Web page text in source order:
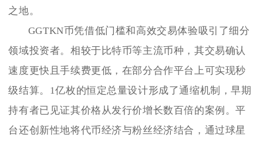
之地。
GGTKN币凭借低门槛和高效交易体验吸引了细分
领域投资者。相较于比特币等主流币种，其交易确认
速度更快且手续费更低，在部分合作平台上可实现秒
级结算。1亿枚的恒定总量设计形成了通缩机制，早期
持有者已见证其价格从发行价增长数百倍的案例。平
台还创新性地将代币经济与粉丝经济结合，通过球星